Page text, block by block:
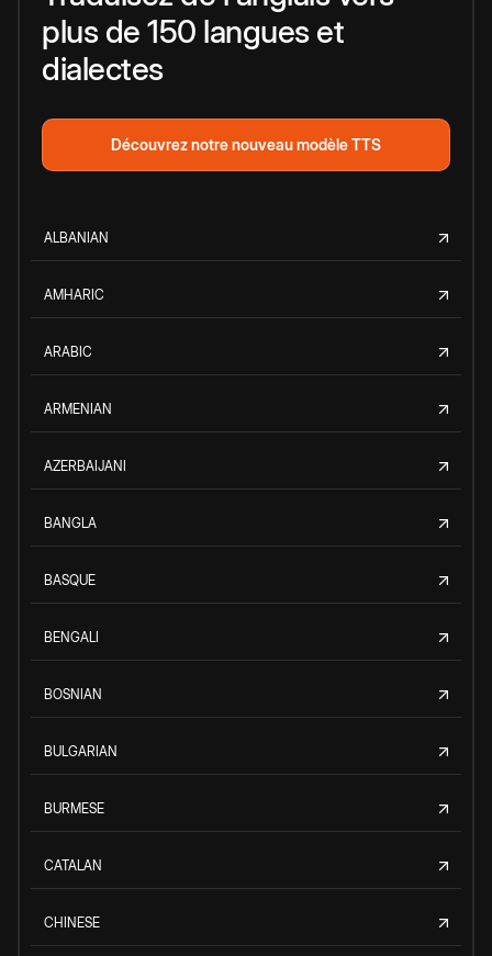
plus de 150 langues et
dialectes
Découvrez notre nouveau modèle TTS
ALBANIAN
AMHARIC
ARABIC
ARMENIAN
AZERBAIJANI
BANGLA
BASQUE
BENGALI
BOSNIAN
BULGARIAN
BURMESE
CATALAN
CHINESE